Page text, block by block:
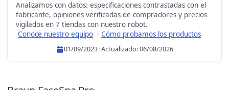
Analizamos con datos: especificaciones contrastadas con el
fabricante, opiniones verificadas de compradores y precios
vigilados en 7 tiendas con nuestro robot.
Conoce nuestro equipo · Cómo probamos los productos
01/09/2023·Actualizado:06/08/2026